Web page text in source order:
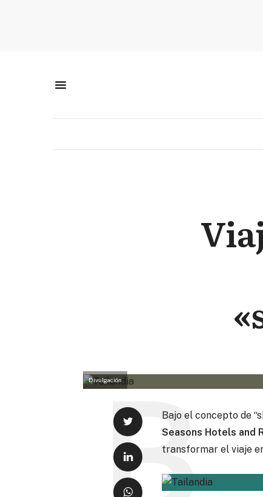
Divulgación
Bajo el concepto de
Seasons Hotels and
transformar el viaje